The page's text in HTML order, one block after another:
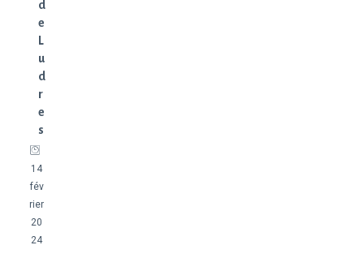
d
e
L
u
d
r
e
s
14
fév
rier
20
24